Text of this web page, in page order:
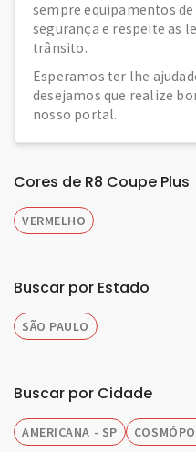
sempre equipamentos
segurança e respeite as
trânsito.
Esperamos ter lhe
desejamos que realize
nosso portal.
Cores de R8 Coupe Plus
VERMELHO
Buscar por Estado
SÃO PAULO
Buscar por Cidade
AMERICANA - SP